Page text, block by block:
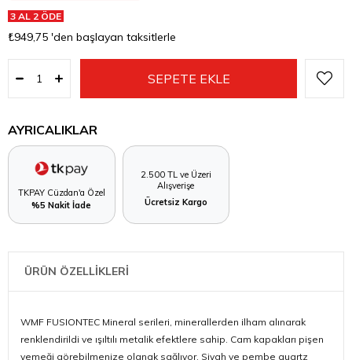
3 AL 2 ÖDE
₺949,75 'den başlayan taksitlerle
AYRICALIKLAR
TKPAY Cüzdan'a Özel
%5 Nakit İade
2.500 TL ve Üzeri
Alışverişe
Ücretsiz Kargo
ÜRÜN ÖZELLİKLERİ
WMF FUSIONTEC Mineral serileri, minerallerden ilham alınarak
renklendirildi ve ışıltılı metalik efektlere sahip. Cam kapakları pişen
yemeği görebilmenize olanak sağlıyor. Siyah ve pembe quartz